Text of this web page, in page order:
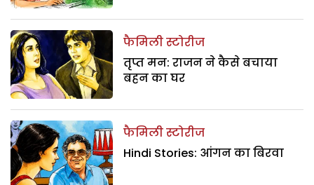
फैमिली स्टोरीज
तृप्त मन: राजन ने कैसे बचाया
बहन का घर
फैमिली स्टोरीज
Hindi Stories: आंगन का बिरवा